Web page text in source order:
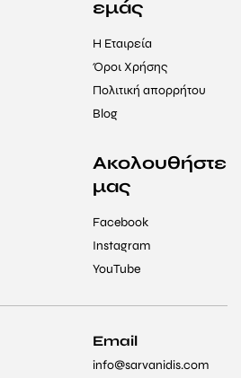
εμάς
Η Εταιρεία
Όροι Χρήσης
Πολιτική απορρήτου
Blog
Ακολουθήστε
μας
Facebook
Instagram
YouTube
Email
info@sarvanidis.com